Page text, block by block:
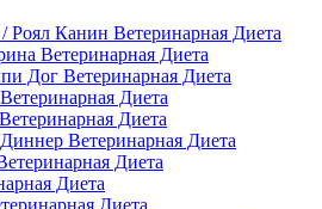
Роял Канин Ветеринарная Диета
Ветеринарная Диета
Дог Ветеринарная Диета
Диета
Диета
Ветеринарная Диета
Диета
Диета
Диета